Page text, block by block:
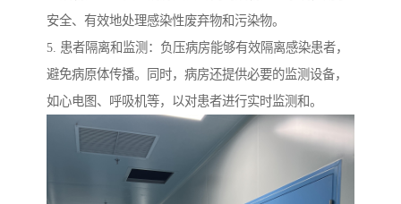
安全、有效地处理感染性废弃物和污染物。
5. 患者隔离和监测：负压病房能够有效隔离感染患者，
避免病原体传播。同时，病房还提供必要的监测设备，
如心电图、呼吸机等，以对患者进行实时监测和。